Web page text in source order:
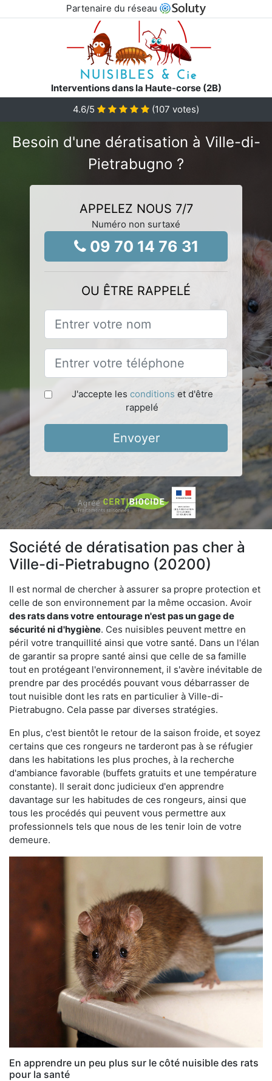
Partenaire du réseau
Interventions dans la Haute-corse (2B)
4.6/5 (107 votes)
Besoin d'une dératisation à Ville-di-
Pietrabugno ?
APPELEZ NOUS 7/7
Numéro non surtaxé
09 70 14 76 31
OU ÊTRE RAPPELÉ
J'accepte les conditions et d'être
rappelé
Envoyer
Société de dératisation pas cher à
Ville-di-Pietrabugno (20200)
Il est normal de chercher à assurer sa propre protection et
celle de son environnement par la même occasion. Avoir
des rats dans votre entourage n'est pas un gage de
sécurité ni d'hygiène. Ces nuisibles peuvent mettre en
péril votre tranquillité ainsi que votre santé. Dans un l'élan
de garantir sa propre santé ainsi que celle de sa famille
tout en protégeant l'environnement, il s'avère inévitable de
prendre par des procédés pouvant vous débarrasser de
tout nuisible dont les rats en particulier à Ville-di-
Pietrabugno. Cela passe par diverses stratégies.
En plus, c'est bientôt le retour de la saison froide, et soyez
certains que ces rongeurs ne tarderont pas à se réfugier
dans les habitations les plus proches, à la recherche
d'ambiance favorable (buffets gratuits et une température
constante). Il serait donc judicieux d'en apprendre
davantage sur les habitudes de ces rongeurs, ainsi que
tous les procédés qui peuvent vous permettre aux
professionnels tels que nous de les tenir loin de votre
demeure.
En apprendre un peu plus sur le côté nuisible des rats
pour la santé